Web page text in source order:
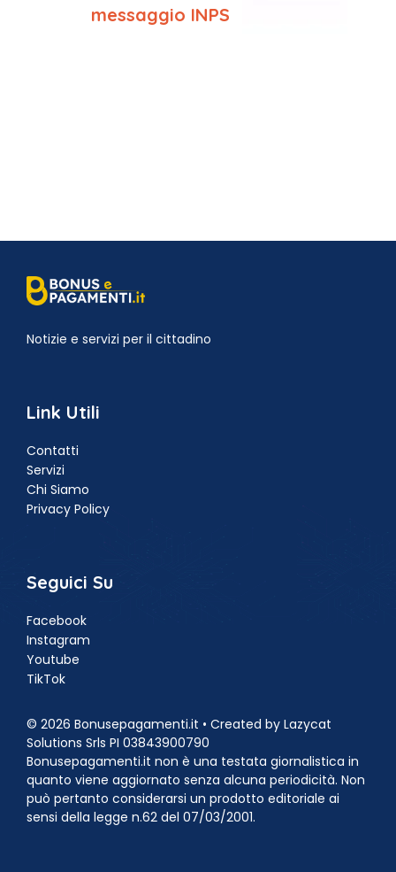
messaggio INPS
Notizie e servizi per il cittadino
Link Utili
Contatti
Servizi
Chi Siamo
Privacy Policy
Seguici Su
Facebook
Instagram
Youtube
TikTok
© 2026 Bonusepagamenti.it • Created by Lazycat
Solutions Srls PI 03843900790
Bonusepagamenti.it non è una testata giornalistica in
quanto viene aggiornato senza alcuna periodicità. Non
può pertanto considerarsi un prodotto editoriale ai
sensi della legge n.62 del 07/03/2001.